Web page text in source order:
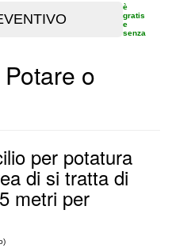
è
gratis
e
senza
o
per potatura
di si tratta di
metri per